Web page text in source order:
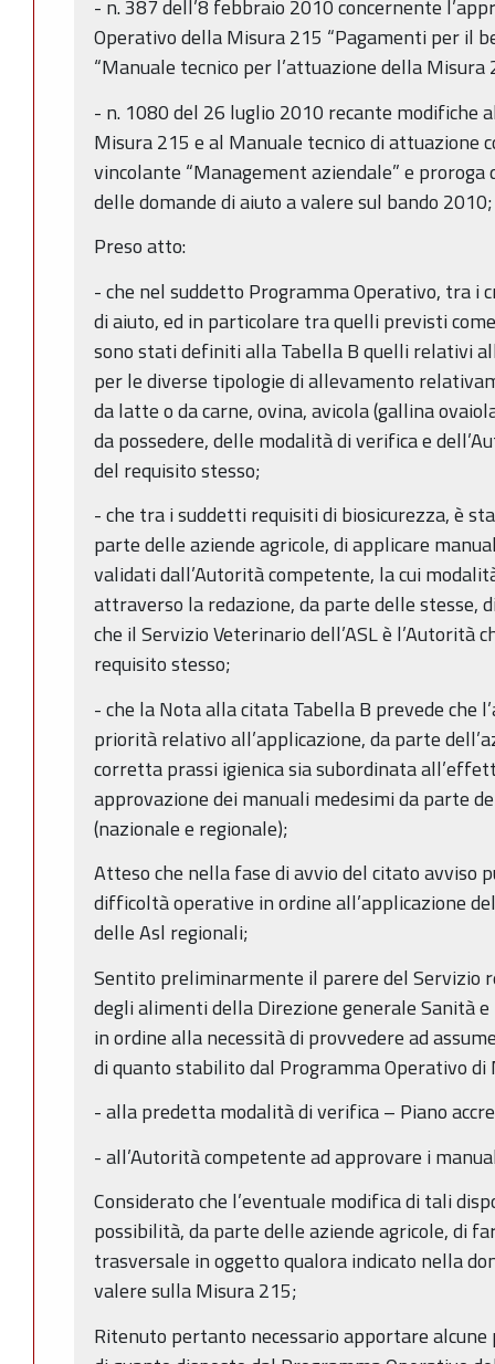
- n. 387 dell’8 febbraio 2010 concernente
Operativo della Misura 215 “Pagamenti per il
“Manuale tecnico per l’attuazione della
- n. 1080 del 26 luglio 2010 recante modifiche
Misura 215 e al Manuale tecnico di attuazione
vincolante “Management aziendale” e
delle domande di aiuto a valere sul bando 2010;
Preso atto:
- che nel suddetto Programma Operativo, tra i
di aiuto, ed in particolare tra quelli previsti
sono stati definiti alla Tabella B quelli relativi
per le diverse tipologie di allevamento
da latte o da carne, ovina, avicola (gallina
da possedere, delle modalità di verifica e
del requisito stesso;
- che tra i suddetti requisiti di biosicurezza, è
parte delle aziende agricole, di applicare
validati dall’Autorità competente, la cui
attraverso la redazione, da parte delle stesse,
che il Servizio Veterinario dell’ASL è l’Autorità
requisito stesso;
- che la Nota alla citata Tabella B prevede che
priorità relativo all’applicazione, da parte
corretta prassi igienica sia subordinata
approvazione dei manuali medesimi da parte
(nazionale e regionale);
Atteso che nella fase di avvio del citato avviso
difficoltà operative in ordine all’applicazione
delle Asl regionali;
Sentito preliminarmente il parere del Servizio
degli alimenti della Direzione generale Sanità
in ordine alla necessità di provvedere ad
di quanto stabilito dal Programma Operativo
- alla predetta modalità di verifica – Piano
- all’Autorità competente ad approvare i
Considerato che l’eventuale modifica di tali
possibilità, da parte delle aziende agricole, di
trasversale in oggetto qualora indicato nella
valere sulla Misura 215;
Ritenuto pertanto necessario apportare alcune